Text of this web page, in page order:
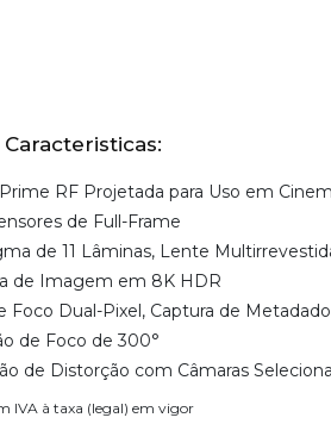
RF Projetada para Uso em
de Full-Frame
de 11 Lâminas, Lente
de Imagem em 8K HDR
Foco Dual-Pixel, Captura de
de Foco de 300°
de Distorção com Câmaras
IVA à taxa (legal) em vigor